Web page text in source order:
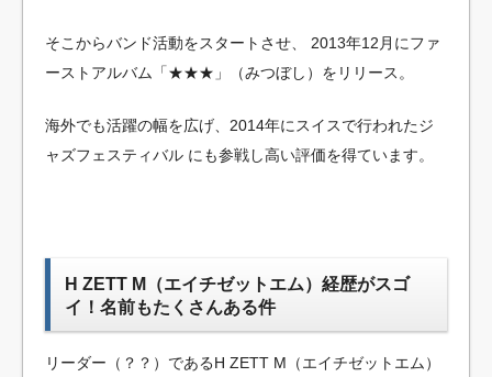
そこからバンド活動をスタートさせ、
2013年12月にファ
ーストアルバム「★★★」（みつぼし）をリリース。
海外でも活躍の幅を広げ、2014年にスイスで行われたジ
ャズフェスティバル にも参戦し高い評価を得ています。
H ZETT M（エイチゼットエム）経歴がスゴ
イ！名前もたくさんある件
リーダー（？？）であるH ZETT M（エイチゼットエム）